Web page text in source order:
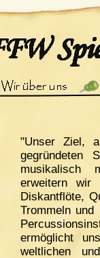
"Unser Ziel,
gegründeten
musikalisch
erweitern wir
Diskantflöte,
Trommeln
ermöglicht
weltlichen